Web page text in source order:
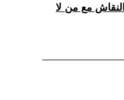
مع من لا